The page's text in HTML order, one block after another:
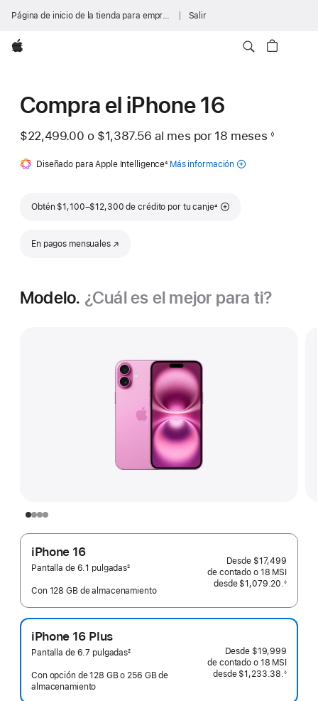
Página de inicio de la tienda para empresas Salir
Apple
Compra el iPhone 16
$22,499.00 o $1,387.56 al mes al
por 18 meses meses
al
pie
◊
Diseñado para Apple IntelligenceNota
4 Más información
para
Obtén $1,100–$12,300 de crédito por tu canje
Nota al pie
±
En pagos mensuales
(se abre en una nueva ventana)
Modelo. ¿Cuál es el mejor para ti?
iPhone 16
Pantalla de 6.1 pulgadas
al
2
Con 128 GB de almacenamiento
Desde $17,499
de contado o 18 MSI
desde $1,079.20.
Nota al pie
◊
iPhone 16 Plus
Pantalla de 6.7 pulgadas
al
pie
2
Con opción de 128 GB o 256 GB de
almacenamiento
Desde $19,999
de contado o 18 MSI
desde $1,233.38.
Nota al pie
◊